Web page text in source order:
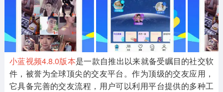
游戏攻略
63款应用
软件教程
8款应用
热点新闻
8款应用
小蓝视频4.8.0版本是一款自推出以来就备受瞩目的社交软
件，被誉为全球顶尖的交友平台。作为顶级的交友应用，
它具备完善的交友流程，用户可以利用平台提供的多种工